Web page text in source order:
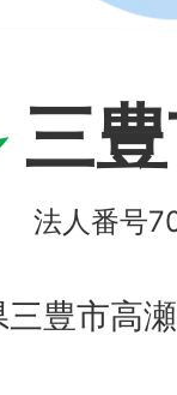
三
法人番号
豊市高